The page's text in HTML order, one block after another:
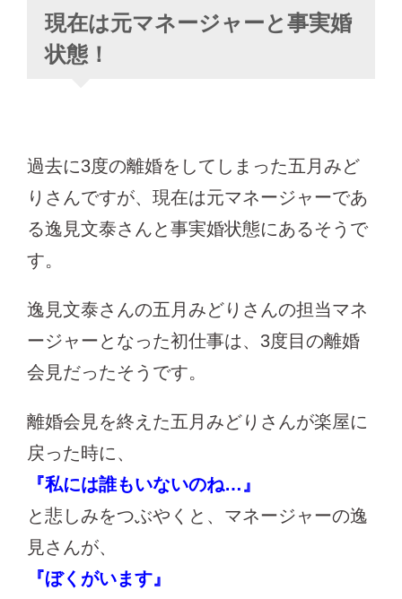
現在は元マネージャーと事実婚
状態！
過去に3度の離婚をしてしまった五月みど
りさんですが、現在は元マネージャーであ
る逸見文泰さんと事実婚状態にあるそうで
す。
逸見文泰さんの五月みどりさんの担当マネ
ージャーとなった初仕事は、3度目の離婚
会見だったそうです。
離婚会見を終えた五月みどりさんが楽屋に
戻った時に、
『私には誰もいないのね…』
と悲しみをつぶやくと、マネージャーの逸
見さんが、
『ぼくがいます』